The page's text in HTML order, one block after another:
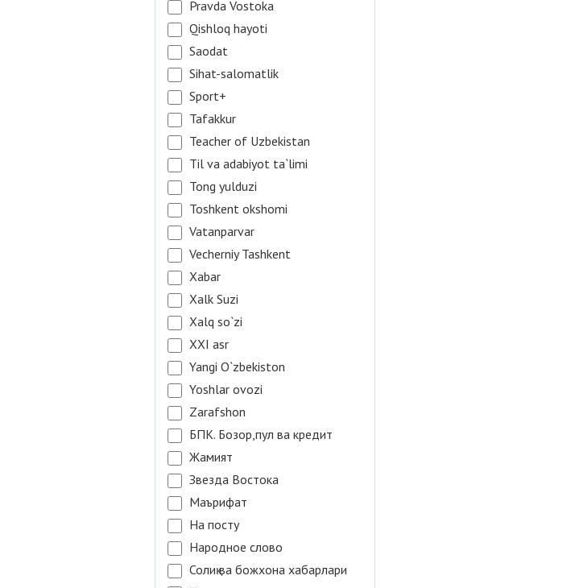
Pravda Vostoka
Qishloq hayoti
Saodat
Sihat-salomatlik
Sport+
Tafakkur
Teacher of Uzbekistan
Til va adabiyot ta`limi
Tong yulduzi
Toshkent okshomi
Vatanparvar
Vecherniy Tashkent
Xabar
Xalk Suzi
Xalq so`zi
XXI asr
Yangi O`zbekiston
Yoshlar ovozi
Zarafshon
БПК. Бозор,пул ва кредит
Жамият
Звезда Востока
Маърифат
На посту
Народное слово
Солиқ ва божхона хабарлари